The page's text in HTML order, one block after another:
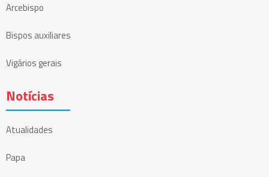
Arcebispo
Bispos auxiliares
Vigários gerais
Notícias
Atualidades
Papa